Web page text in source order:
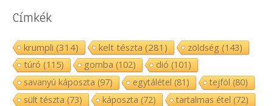
Címkék
krumpli (314) kelt tészta (281) zöldség (143)
túró (115) gomba (102) dió (101)
savanyú káposzta (97) egytálétel (81) tejföl (80)
sült tészta (73) káposzta (72) tartalmas étel (72)